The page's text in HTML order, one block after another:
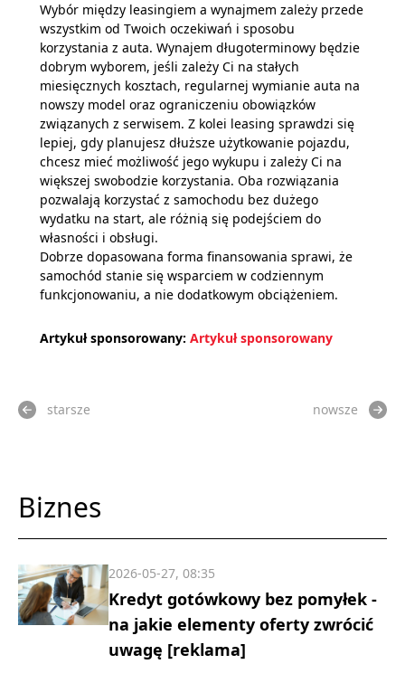
Wybór między leasingiem a wynajmem zależy przede
wszystkim od Twoich oczekiwań i sposobu
korzystania z auta. Wynajem długoterminowy będzie
dobrym wyborem, jeśli zależy Ci na stałych
miesięcznych kosztach, regularnej wymianie auta na
nowszy model oraz ograniczeniu obowiązków
związanych z serwisem. Z kolei leasing sprawdzi się
lepiej, gdy planujesz dłuższe użytkowanie pojazdu,
chcesz mieć możliwość jego wykupu i zależy Ci na
większej swobodzie korzystania. Oba rozwiązania
pozwalają korzystać z samochodu bez dużego
wydatku na start, ale różnią się podejściem do
własności i obsługi.
Dobrze dopasowana forma finansowania sprawi, że
samochód stanie się wsparciem w codziennym
funkcjonowaniu, a nie dodatkowym obciążeniem.
Artykuł sponsorowany: Artykuł sponsorowany
starsze nowsze
Biznes
Kredyt gotówkowy bez pomyłek -
na jakie elementy oferty zwrócić
uwagę [reklama]
2026-05-27, 08:35